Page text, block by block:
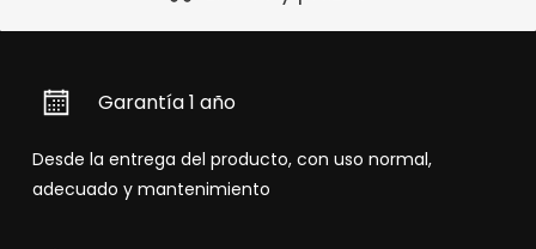
Garantía 1 año
Desde la entrega del producto, con uso normal,
adecuado y mantenimiento